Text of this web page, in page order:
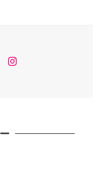
instagram